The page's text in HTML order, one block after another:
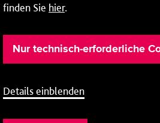
finden Sie hier.
Nur technisch-erforderliche
Details einblenden